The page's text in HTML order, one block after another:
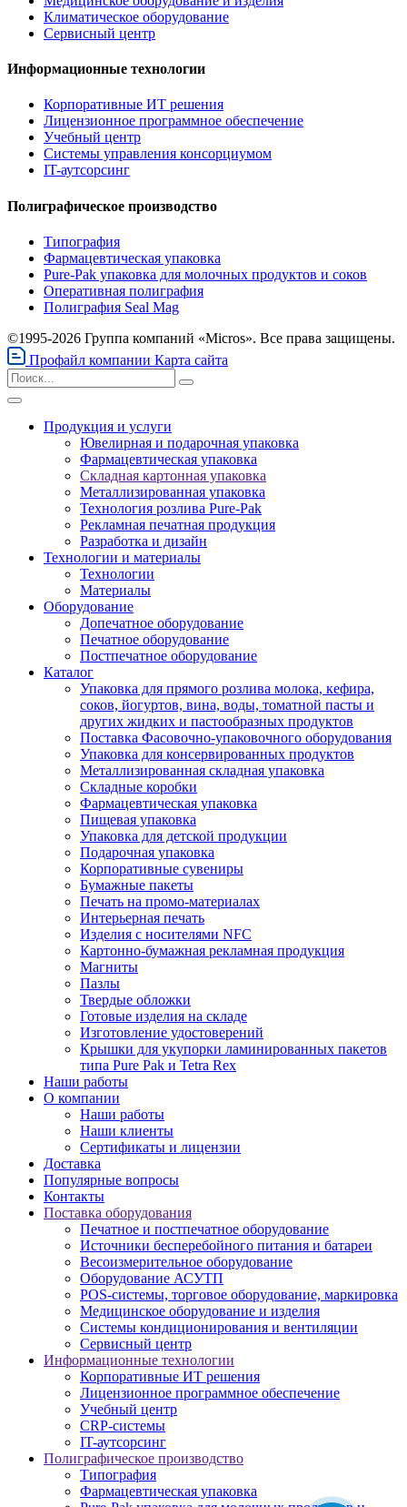
Климатическое оборудование
Сервисный центр
Информационные технологии
Корпоративные ИТ решения
Лицензионное программное обеспечение
Учебный центр
Системы управления консорциумом
IT-аутсорсинг
Полиграфическое производство
Типография
Фармацевтическая упаковка
Pure-Pak упаковка для молочных продуктов и соков
Оперативная полиграфия
Полиграфия Seal Mag
©1995-2026 Группа компаний «Micros». Все права защищены.
Профайл компании Карта сайта
Продукция и услуги
Ювелирная и подарочная упаковка
Фармацевтическая упаковка
Складная картонная упаковка
Металлизированная упаковка
Технология розлива Pure-Pak
Рекламная печатная продукция
Разработка и дизайн
Технологии и материалы
Технологии
Материалы
Оборудование
Допечатное оборудование
Печатное оборудование
Постпечатное оборудование
Каталог
Упаковка для прямого розлива молока, кефира,
соков, йогуртов, вина, воды, томатной пасты и
других жидких и пастообразных продуктов
Поставка Фасовочно-упаковочного оборудования
Упаковка для консервированных продуктов
Металлизированная складная упаковка
Складные коробки
Фармацевтическая упаковка
Пищевая упаковка
Упаковка для детской продукции
Подарочная упаковка
Корпоративные сувениры
Бумажные пакеты
Печать на промо-материалах
Интерьерная печать
Изделия с носителями NFC
Картонно-бумажная рекламная продукция
Магниты
Пазлы
Твердые обложки
Готовые изделия на складе
Изготовление удостоверений
Крышки для укупорки ламинированных пакетов
типа Pure Pak и Tetra Rex
Наши работы
О компании
Наши работы
Наши клиенты
Сертификаты и лицензии
Доставка
Популярные вопросы
Контакты
Поставка оборудования
Печатное и постпечатное оборудование
Источники бесперебойного питания и батареи
Весоизмерительное оборудование
Оборудование АСУТП
POS-системы, торговое оборудование, маркировка
Медицинское оборудование и изделия
Системы кондиционирования и вентиляции
Сервисный центр
Информационные технологии
Корпоративные ИТ решения
Лицензионное программное обеспечение
Учебный центр
CRP-системы
IT-аутсорсинг
Полиграфическое производство
Типография
Фармацевтическая упаковка